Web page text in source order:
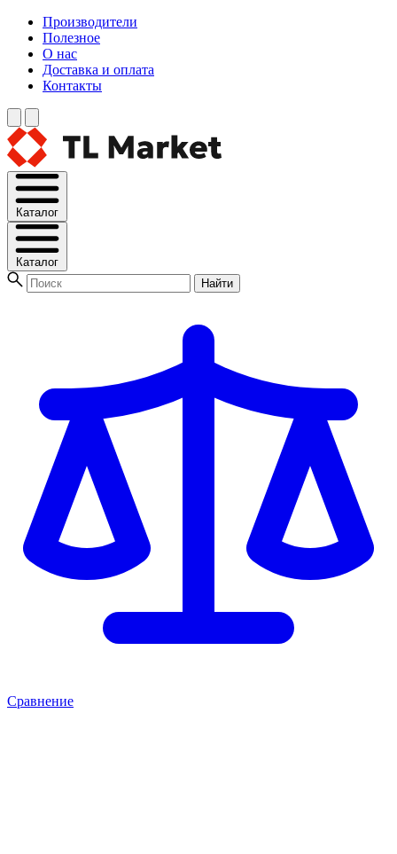
Производители
Полезное
О нас
Доставка и оплата
Контакты
Каталог
Каталог
Найти
Сравнение